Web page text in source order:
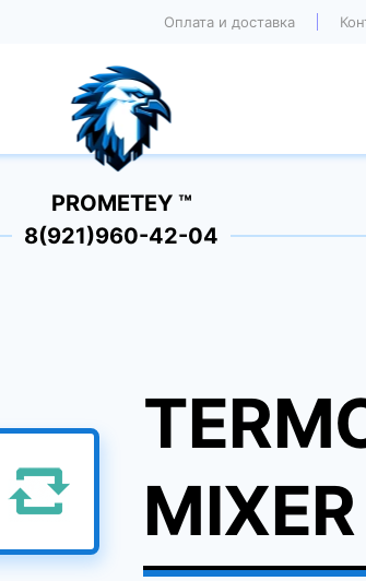
Оплата и доставка
PROMETEY ™
8(921)960-42-04